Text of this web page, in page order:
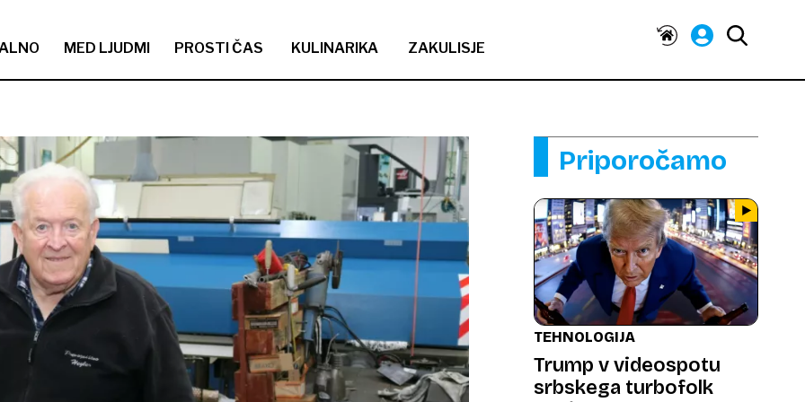
MED LJUDMI PROSTI ČAS KULINARIKA ZAKULISJE
Priporočamo
TEHNOLOGIJA
Trump v videospotu
srbskega turbofolk